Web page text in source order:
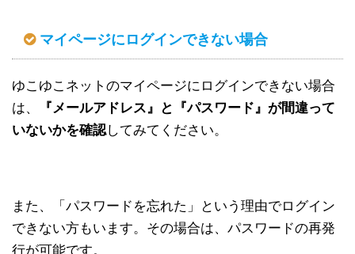
マイページにログインできない場合
ゆこゆこネットのマイページにログインできない場合
は、
『メールアドレス』と『パスワード』が間違って
いないかを確認してみてください。
また、「パスワードを忘れた」という理由でログイン
できない方もいます。その場合は、パスワードの再発
行が可能です。